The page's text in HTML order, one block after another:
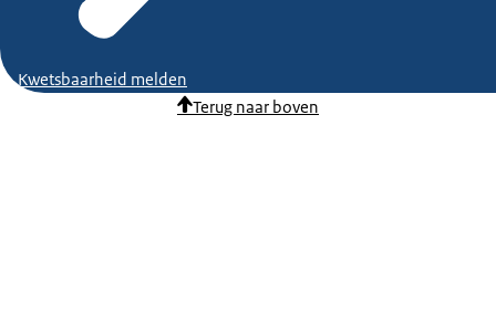
Kwetsbaarheid melden
Terug naar boven